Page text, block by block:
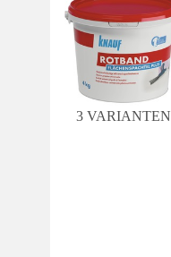
3 VARIANTEN